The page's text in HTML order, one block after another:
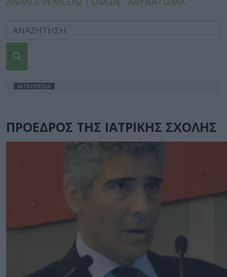
IATROPEDIA
ΠΡΟΕΔΡΟΣ ΤΗΣ ΙΑΤΡΙΚΗΣ ΣΧΟΛΗΣ